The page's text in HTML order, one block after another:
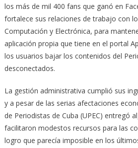
los más de mil 400 fans que ganó en
fortalece sus relaciones de trabajo con
Computación y Electrónica, para
aplicación propia que tiene en el portal
los usuarios bajar los contenidos del
desconectados.
La gestión administrativa cumplió sus
y a pesar de las serias afectaciones
de Periodistas de Cuba (UPEC) entregó
facilitaron modestos recursos para las
logro que parecía imposible en los